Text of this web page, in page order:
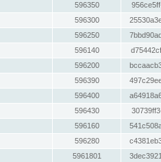
596350
596300
596250
596140
596200
596390
596400
596430
596160
596280
5961801